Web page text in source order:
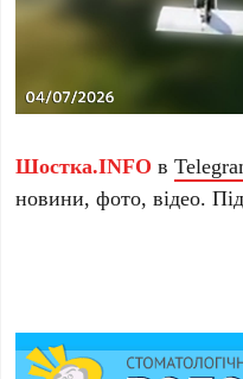
Шостка.INFO в
новини, фото, відео.